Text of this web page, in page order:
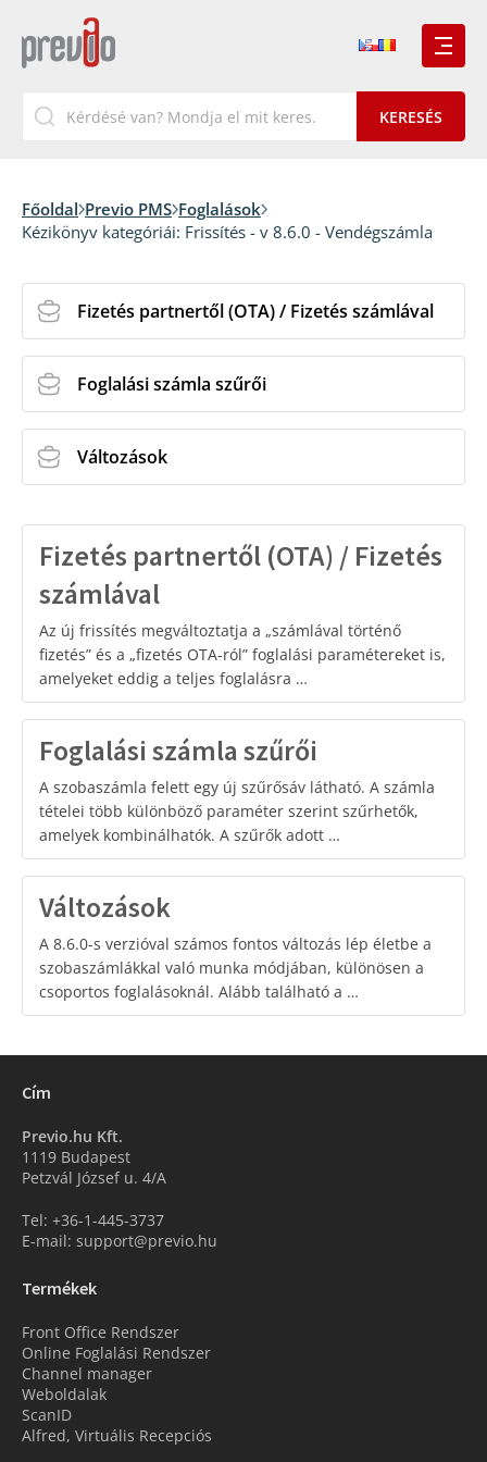
Főoldal Previo PMS Foglalások
Kézikönyv kategóriái: Frissítés - v 8.6.0 - Vendégszámla
Fizetés partnertől (OTA) / Fizetés számlával
Foglalási számla szűrői
Változások
Fizetés partnertől (OTA) / Fizetés
számlával
Az új frissítés megváltoztatja a „számlával történő
fizetés” és a „fizetés OTA-ról” foglalási paramétereket is,
amelyeket eddig a teljes foglalásra …
Foglalási számla szűrői
A szobaszámla felett egy új szűrősáv látható. A számla
tételei több különböző paraméter szerint szűrhetők,
amelyek kombinálhatók. A szűrők adott …
Változások
A 8.6.0-s verzióval számos fontos változás lép életbe a
szobaszámlákkal való munka módjában, különösen a
csoportos foglalásoknál. Alább található a …
Cím
Previo.hu Kft.
1119 Budapest
Petzvál József u. 4/A
Tel: +36-1-445-3737
E-mail: support@previo.hu
Termékek
Front Office Rendszer
Online Foglalási Rendszer
Channel manager
Weboldalak
ScanID
Alfred, Virtuális Recepciós